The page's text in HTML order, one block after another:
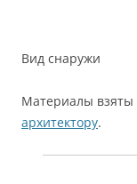
Вид снаружи
Материалы взяты
архитектору.